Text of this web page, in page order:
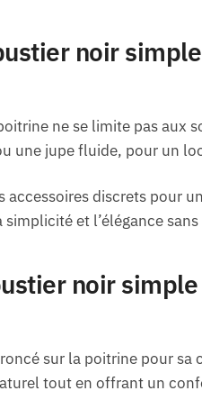
noir
ne se limite pas aux
une jupe fluide, pour un
accessoires discrets pour
et l’élégance
noir
sur la poitrine pour
tout en offrant un